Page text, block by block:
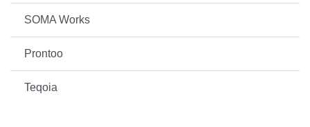
SOMA Works
Prontoo
Teqoia